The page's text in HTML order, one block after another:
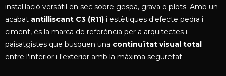
instal·lació versàtil en sec sobre gespa, grava o plots. Amb un
acabat antilliscant C3 (R11) i estètiques d'efecte pedra i
ciment, és la marca de referència per a arquitectes i
paisatgistes que busquen una continuïtat visual total
entre l'interior i l'exterior amb la màxima seguretat.